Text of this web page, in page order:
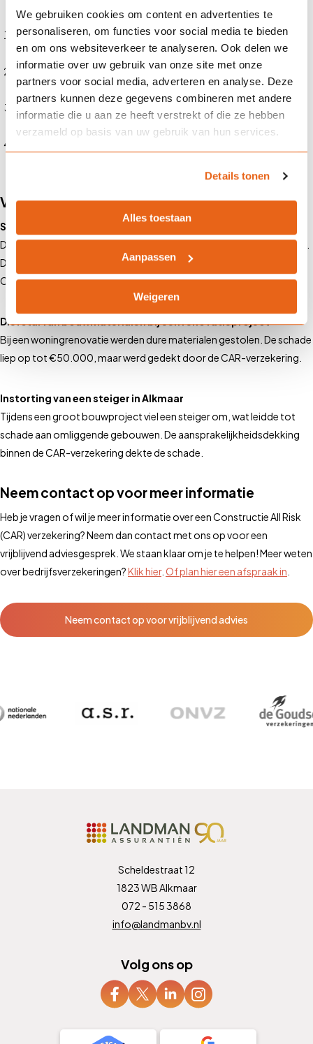
We gebruiken cookies om content en advertenties te
personaliseren, om functies voor social media te bieden
en om ons websiteverkeer te analyseren. Ook delen we
informatie over uw gebruik van onze site met onze
partners voor social media, adverteren en analyse. Deze
partners kunnen deze gegevens combineren met andere
informatie die u aan ze heeft verstrekt of die ze hebben
verzameld op basis van uw gebruik van hun services.
Details tonen
Alles toestaan
Aanpassen
Weigeren
Risicoanalyse:We brengen de risico’s van jouw bouwproject in
kaart.
Vergelijking van verzekeraars:We zoeken de beste dekking
tegen de scherpste premie.
Preventieadvies:
We adviseren over risicobeheer en
schadepreventie.
Voorbeelden van schades in de bouw
Stormschade aan een bouwplaats in Noord-Holland
Door een zware storm stortte een gedeeltelijk opgetrokken pand in.
De kosten van de schade bedroegen ruim €200.000. Dankzij de
CAR-verzekering werd dit bedrag vergoed.
Diefstal van bouwmaterialen bij een renovatieproject
Bij een woningrenovatie werden dure materialen gestolen. De schade
liep op tot €50.000, maar werd gedekt door de CAR-verzekering.
Instorting van een steiger in Alkmaar
Tijdens een groot bouwproject viel een steiger om, wat leidde tot
schade aan omliggende gebouwen. De aansprakelijkheidsdekking
binnen de CAR-verzekering dekte de schade.
Neem contact op voor meer informatie
Heb je vragen of wil je meer informatie over een Constructie All Risk
(CAR) verzekering? Neem dan contact met ons op voor een
vrijblijvend adviesgesprek. We staan klaar om je te helpen! Meer weten
over bedrijfsverzekeringen?Klik hier. Of plan hier een afspraak in
Neem contact op voor vrijblijvend advies
Scheldestraat 12
1823 WB Alkmaar
072 - 515 3868
info@landmanbv.nl
Volg ons op